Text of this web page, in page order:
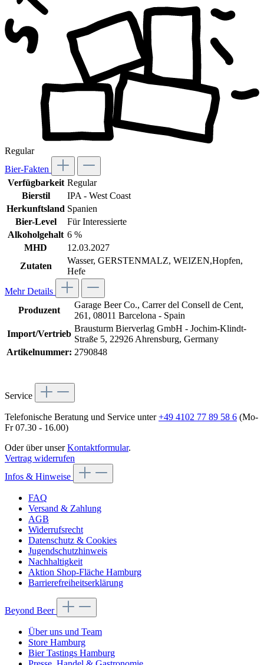
Regular
Bier-Fakten
Verfügbarkeit Regular
Bierstil
IPA - West Coast
Herkunftsland Spanien
Bier-Level
Für Interessierte
Alkoholgehalt 6 %
MHD
12.03.2027
Zutaten
Wasser, GERSTENMALZ, WEIZEN,Hopfen,
Hefe
Mehr Details
Produzent
Garage Beer Co., Carrer del Consell de Cent,
261, 08011 Barcelona - Spain
Import/Vertrieb
Brausturm Bierverlag GmbH - Jochim-Klindt-
Straße 5, 22926 Ahrensburg, Germany
Artikelnummer: 2790848
Service
Telefonische Beratung und Service unter+49 4102 77 89 58 6 (Mo-
Fr 07.30 - 16.00)
Oder über unserKontaktformular.
Vertrag widerrufen
Infos & Hinweise
FAQ
Versand & Zahlung
AGB
Widerrufsrecht
Datenschutz & Cookies
Jugendschutzhinweis
Nachhaltigkeit
Aktion Shop-Fläche Hamburg
Barrierefreiheitserklärung
Beyond Beer
Über uns und Team
Store Hamburg
Bier Tastings Hamburg